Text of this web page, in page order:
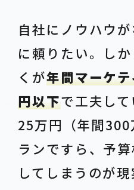
自社にノウハウ
に頼りたい。し
くが年間マーケ
円以下で工夫し
25万円（年間
ランですら、予
してしまうのが現